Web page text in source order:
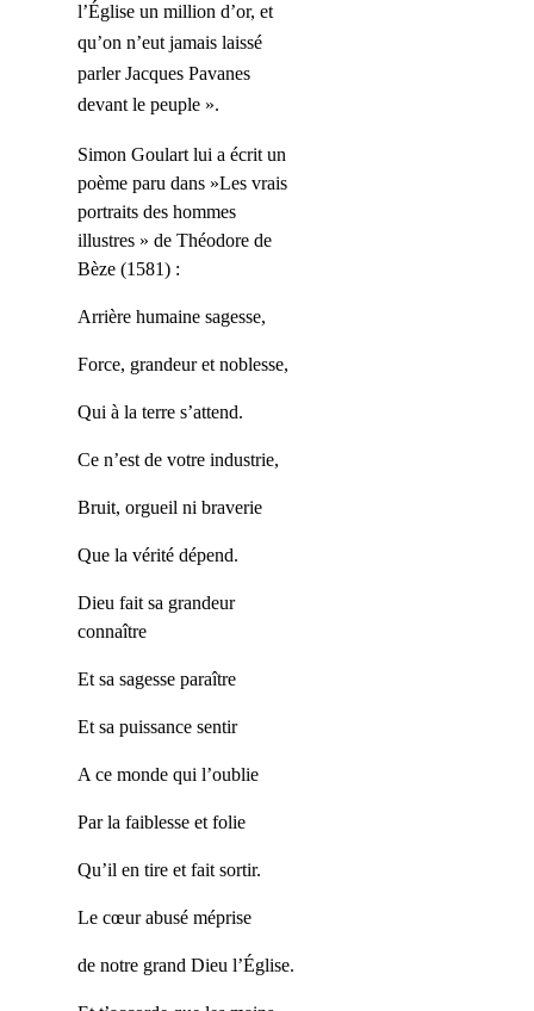
l’Église un million d’or, et
qu’on n’eut jamais laissé
parler Jacques Pavanes
devant le peuple ».
Simon Goulart lui a écrit un
poème paru dans »Les vrais
portraits des hommes
illustres » de Théodore de
Bèze (1581) :
Arrière humaine sagesse,
Force, grandeur et noblesse,
Qui à la terre s’attend.
Ce n’est de votre industrie,
Bruit, orgueil ni braverie
Que la vérité dépend.
Dieu fait sa grandeur
connaître
Et sa sagesse paraître
Et sa puissance sentir
A ce monde qui l’oublie
Par la faiblesse et folie
Qu’il en tire et fait sortir.
Le cœur abusé méprise
de notre grand Dieu l’Église.